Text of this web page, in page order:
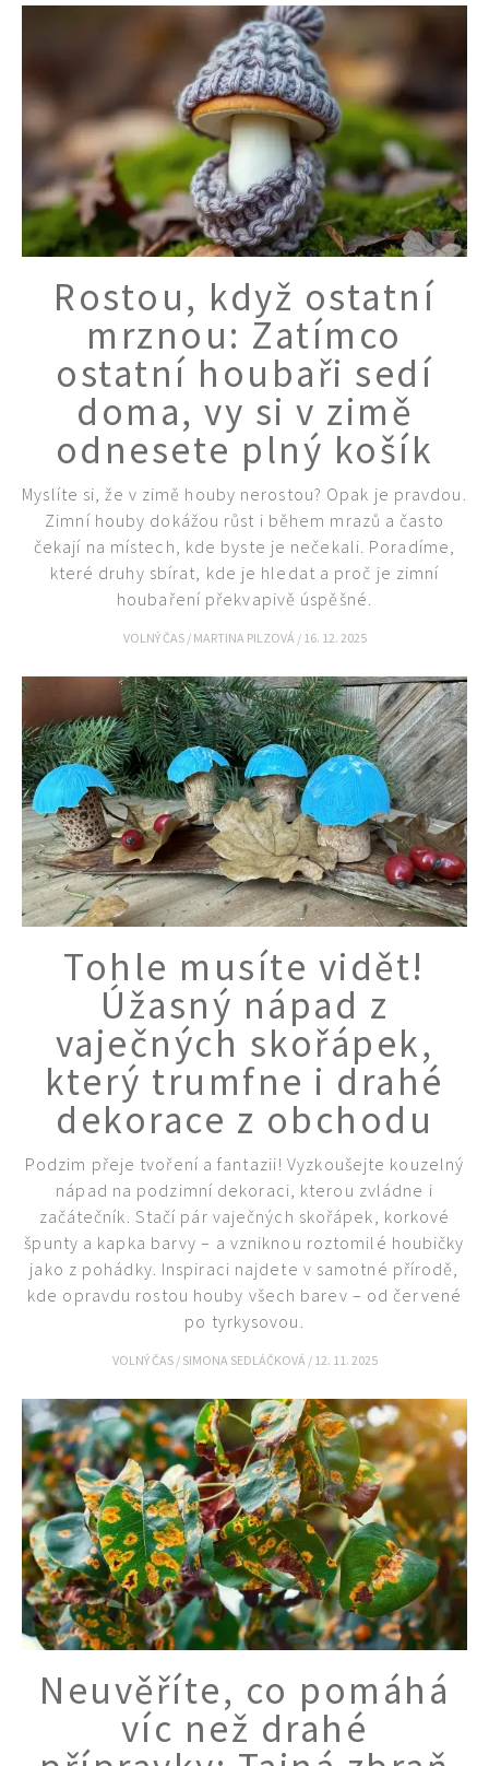
Naše krásná zahrada
Rostou, když ostatní
mrznou: Zatímco
ostatní houbaři sedí
doma, vy si v zimě
odnesete plný košík
Myslíte si, že v zimě houby nerostou? Opak je pravdou.
Zimní houby dokážou růst i během mrazů a často
čekají na místech, kde byste je nečekali. Poradíme,
které druhy sbírat, kde je hledat a proč je zimní
houbaření překvapivě úspěšné.
VOLNÝ ČAS / MARTINA PILZOVÁ / 16. 12. 2025
Tohle musíte vidět!
Úžasný nápad z
vaječných skořápek,
který trumfne i drahé
dekorace z obchodu
Podzim přeje tvoření a fantazii! Vyzkoušejte kouzelný
nápad na podzimní dekoraci, kterou zvládne i
začátečník. Stačí pár vaječných skořápek, korkové
špunty a kapka barvy – a vzniknou roztomilé houbičky
jako z pohádky. Inspiraci najdete v samotné přírodě,
kde opravdu rostou houby všech barev – od červené
po tyrkysovou.
VOLNÝ ČAS / SIMONA SEDLÁČKOVÁ / 12. 11. 2025
Neuvěříte, co pomáhá
víc než drahé